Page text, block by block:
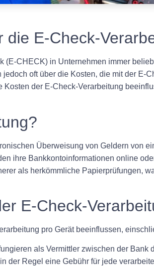
die E-Check-
(E-CHECK) in Unternehmen immer
oft über die Kosten, die mit der E-
der E-Check-Verarbeitung
Überweisung von Geldern von
ihre Bankkontoinformationen online
als herkömmliche Papierprüfungen,
E-Check-
pro Gerät beeinflussen,
als Vermittler zwischen der
der Regel eine Gebühr für jede